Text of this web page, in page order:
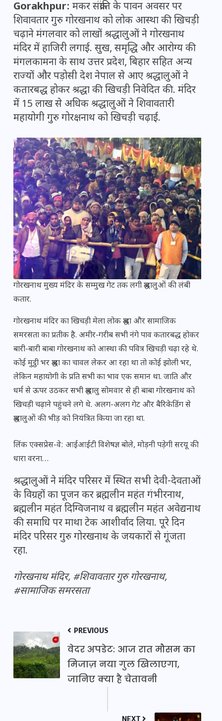
Gorakhpur: मकर संक्रांति के पावन अवसर पर
शिवावतार गुरु गोरखनाथ को लोक आस्था की खिचड़ी
चढ़ाने मंगलवार को लाखों श्रद्धालुओं ने गोरखनाथ
मंदिर में हाजिरी लगाई. सुख, समृद्धि और आरोग्य की
मंगलकामना के साथ उत्तर प्रदेश, बिहार सहित अन्य
राज्यों और पड़ोसी देश नेपाल से आए श्रद्धालुओं ने
कतारबद्ध होकर श्रद्धा की खिचड़ी निवेदित की. मंदिर
में 15 लाख से अधिक श्रद्धालुओं ने शिवावतारी
महायोगी गुरु गोरक्षनाथ को खिचड़ी चढ़ाई.
गोरखनाथ मुख्य मंदिर के सम्मुख गेट तक लगी श्रद्धालुओं की लंबी
कतार.
गोरखनाथ मंदिर का खिचड़ी मेला लोक श्रद्धा और सामाजिक
समरसता का प्रतीक है. अमीर-गरीब सभी नंगे पाव कतारबद्ध होकर
बारी-बारी बाबा गोरखनाथ को आस्था की पवित्र खिचड़ी चढ़ा रहे थे.
कोई मुट्ठी भर श्रद्धा का चावल लेकर आ रहा था तो कोई झोली भर,
लेकिन महायोगी के प्रति सभी का भाव एक समान था. जाति और
धर्म से ऊपर उठकर सभी श्रद्धालु सोमवार से ही बाबा गोरखनाथ को
खिचड़ी चढ़ाने पहुंचने लगे थे. अलग-अलग गेट और बैरिकेडिंग से
श्रद्धालुओं की भीड़ को नियंत्रित किया जा रहा था.
लिंक एक्सप्रेस-वे: आईआईटी विशेषज्ञ बोले, मोड़नी पड़ेगी सरयू की
धारा वरना…
श्रद्धालुओं ने मंदिर परिसर में स्थित सभी देवी-देवताओं
के विग्रहों का पूजन कर ब्रह्मलीन महंत गंभीरनाथ,
ब्रह्मलीन महंत दिग्विजनाथ व ब्रह्मलीन महंत अवेद्यनाथ
की समाधि पर माथा टेक आशीर्वाद लिया. पूरे दिन
मंदिर परिसर गुरु गोरखनाथ के जयकारों से गूंजता
रहा.
गोरखनाथ मंदिर, #शिवावतार गुरु गोरखनाथ,
#सामाजिक समरसता
PREVIOUS
वेदर अपडेट: आज रात मौसम का
मिजाज़ नया गुल खिलाएगा,
जानिए क्या है चेतावनी
NEXT